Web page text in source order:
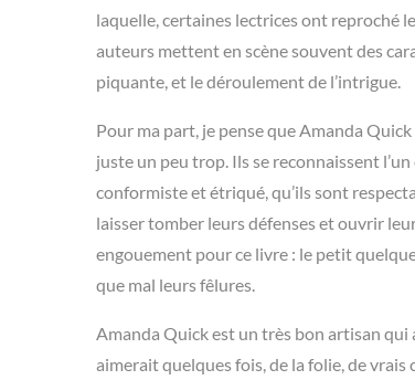
laquelle, certaines lectrices ont reproché
auteurs mettent en scène souvent des
piquante, et le déroulement de l’intrigue.
Pour ma part, je pense que Amanda
juste un peu trop. Ils se reconnaissent
conformiste et étriqué, qu’ils sont
laisser tomber leurs défenses et ouvrir
engouement pour ce livre : le petit
que mal leurs fêlures.
Amanda Quick est un très bon artisan qui
aimerait quelques fois, de la folie, de vrais